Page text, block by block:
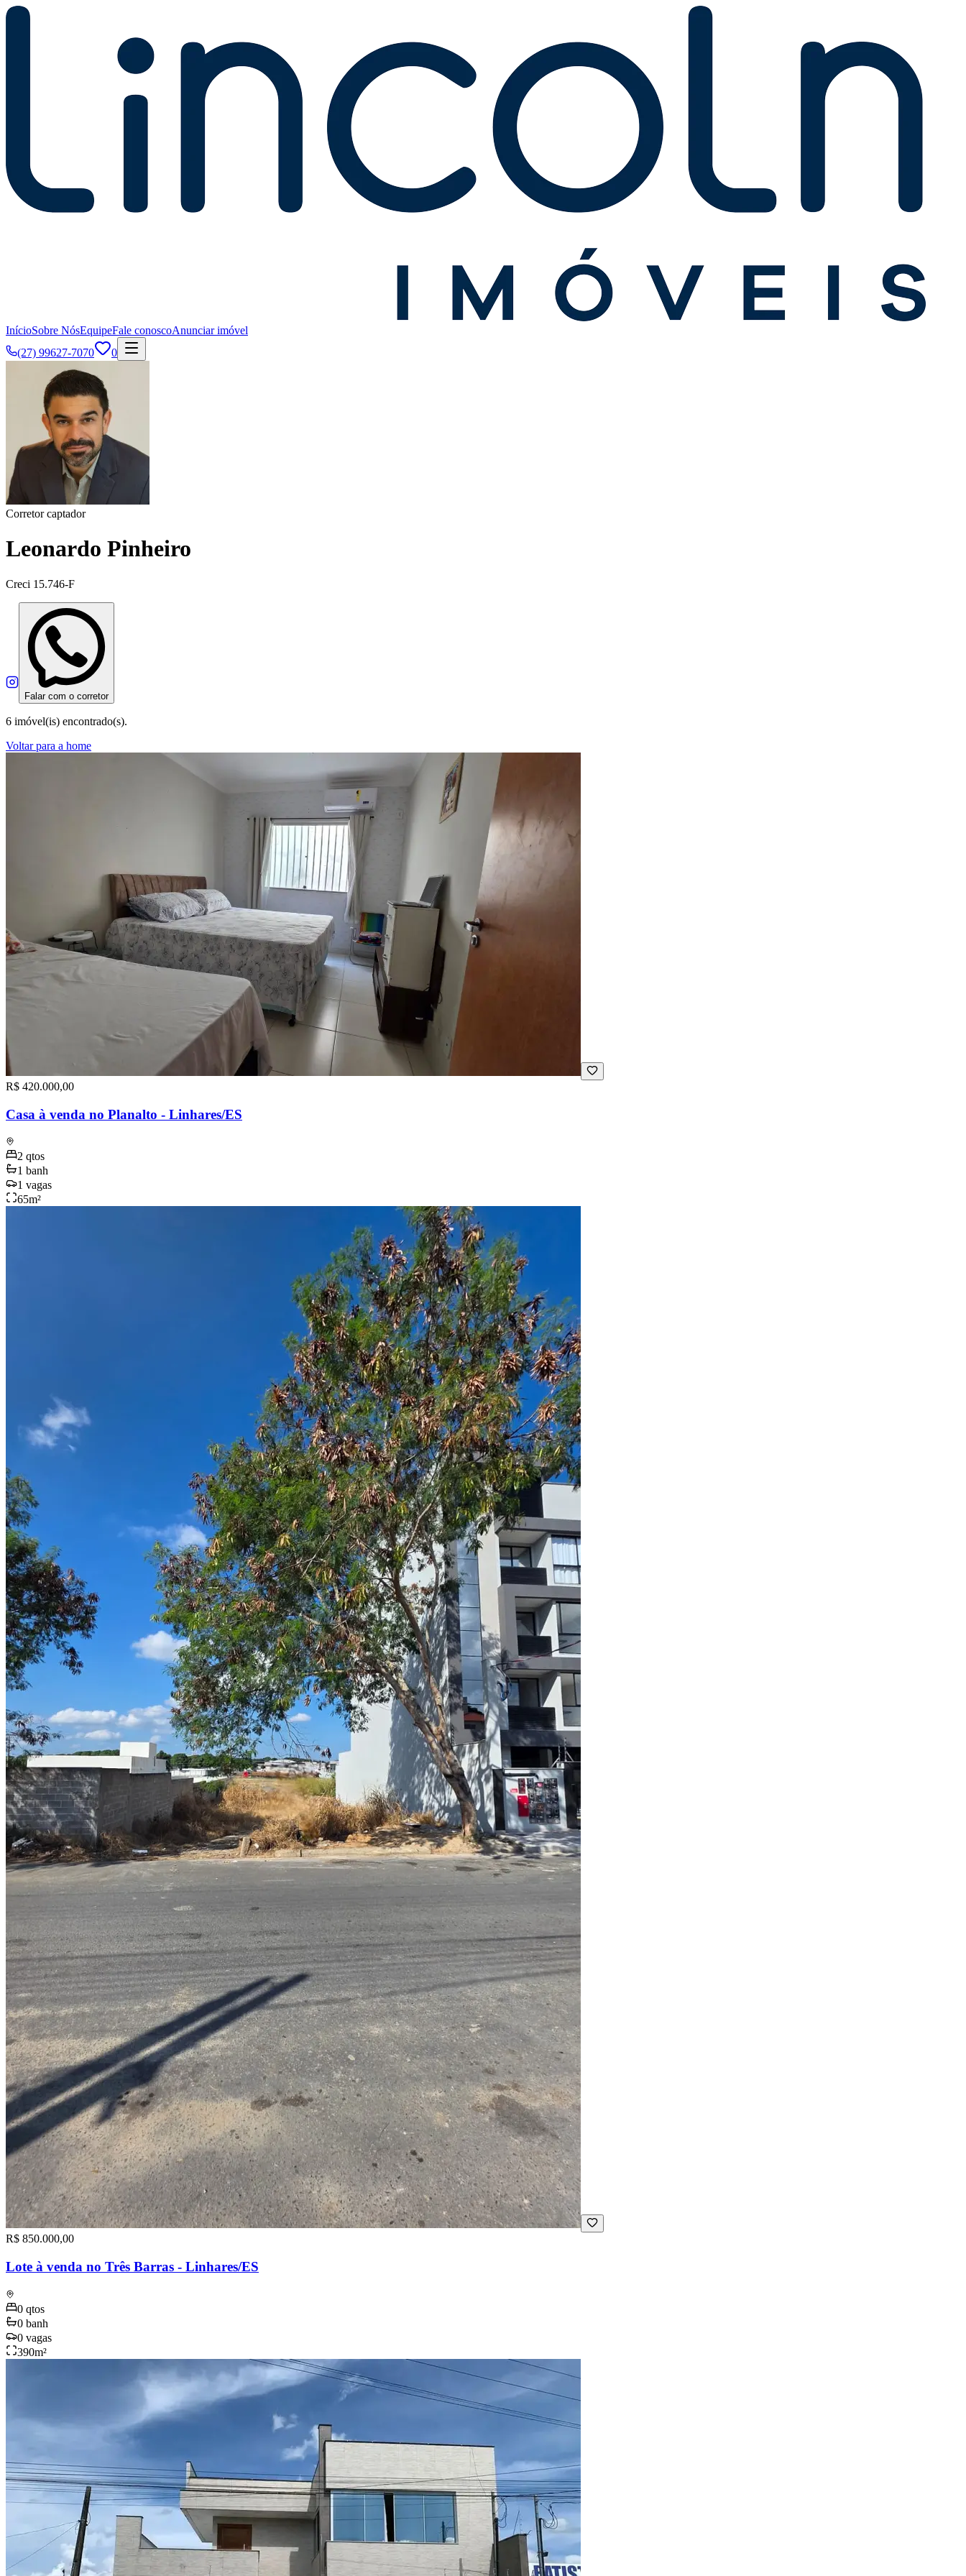
InícioSobre NósEquipeFale conoscoAnunciar imóvel
(27) 99627-7070
0
Corretor captador
Leonardo Pinheiro
Creci 15.746-F
Falar com o corretor
6 imóvel(is) encontrado(s).
Voltar para a home
R$ 420.000,00
Casa à venda no Planalto - Linhares/ES
2 qtos
1 banh
1 vagas
65m²
R$ 850.000,00
Lote à venda no Três Barras - Linhares/ES
0 qtos
0 banh
0 vagas
390m²